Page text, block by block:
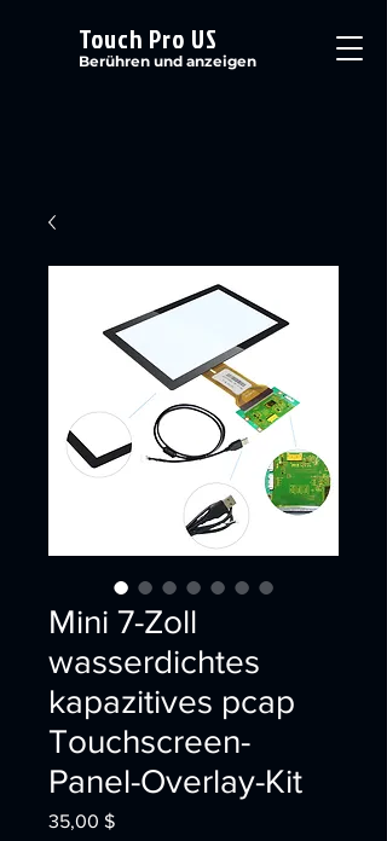
Touch Pro US
Berühren und anzeigen
Mini 7-Zoll
wasserdichtes
kapazitives pcap
Touchscreen-
Panel-Overlay-Kit
35,00 $Preis